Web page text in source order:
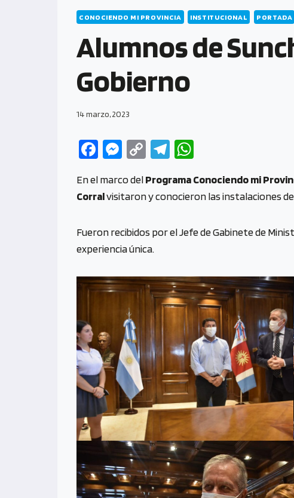
CONOCIENDO MI PROVINCIA INSTITUCIONAL PORTADA
Alumnos de
Gobierno
14 marzo, 2023
Fa
b
o
o
k
M
se
n
g
er
C
py
Li
n
k
Te
gr
a
m
at
s
A
En el marco delPrograma Conociendo mi
Corralvisitaron y conocieron las instalaciones de
Fueron recibidos por el Jefe de Gabinete de
experiencia única.